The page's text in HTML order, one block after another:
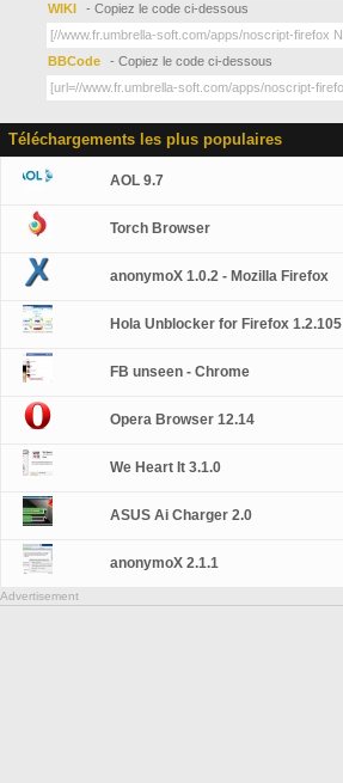
WIKI - Copiez le code ci-dessous
BBCode - Copiez le code ci-dessous
Téléchargements les plus populaires
AOL 9.7
Torch Browser
anonymoX 1.0.2 - Mozilla Firefox
Hola Unblocker for Firefox 1.2.105
FB unseen - Chrome
Opera Browser 12.14
We Heart It 3.1.0
ASUS Ai Charger 2.0
anonymoX 2.1.1
Advertisement